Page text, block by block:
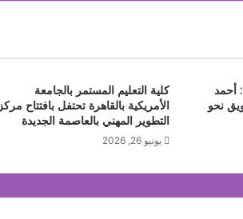
النكهات البرازيلية
أحمد
نحو
كلية التعليم المستمر بالجامعة
الأمريكية بالقاهرة تحتفل بافتتاح مركز
التطوير المهني بالعاصمة الجديدة
يونيو 26, 2026